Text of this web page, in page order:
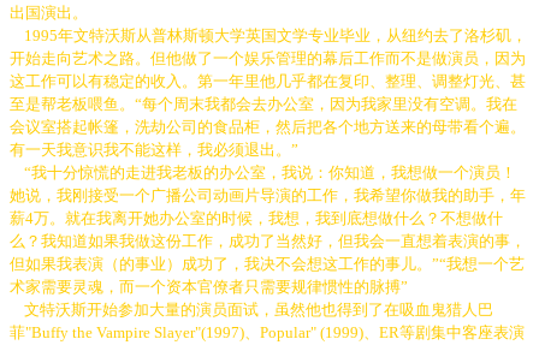
出国演出。
1995年文特沃斯从普林斯顿大学英国文学专业毕业，从纽约去了洛杉矶，
开始走向艺术之路。但他做了一个娱乐管理的幕后工作而不是做演员，因为
这工作可以有稳定的收入。第一年里他几乎都在复印、整理、调整灯光、甚
至是帮老板喂鱼。“每个周末我都会去办公室，因为我家里没有空调。我在
会议室搭起帐篷，洗劫公司的食品柜，然后把各个地方送来的母带看个遍。
有一天我意识我不能这样，我必须退出。”
“我十分惊慌的走进我老板的办公室，我说：你知道，我想做一个演员！
她说，我刚接受一个广播公司动画片导演的工作，我希望你做我的助手，年
薪4万。就在我离开她办公室的时候，我想，我到底想做什么？不想做什
么？我知道如果我做这份工作，成功了当然好，但我会一直想着表演的事，
但如果我表演（的事业）成功了，我决不会想这工作的事儿。”“我想一个艺
术家需要灵魂，而一个资本官僚者只需要规律惯性的脉搏”
文特沃斯开始参加大量的演员面试，虽然他也得到了在吸血鬼猎人巴
菲"Buffy the Vampire Slayer"(1997)、Popular" (1999)、ER等剧集中客座表演